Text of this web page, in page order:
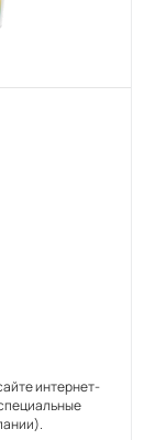
интернет-